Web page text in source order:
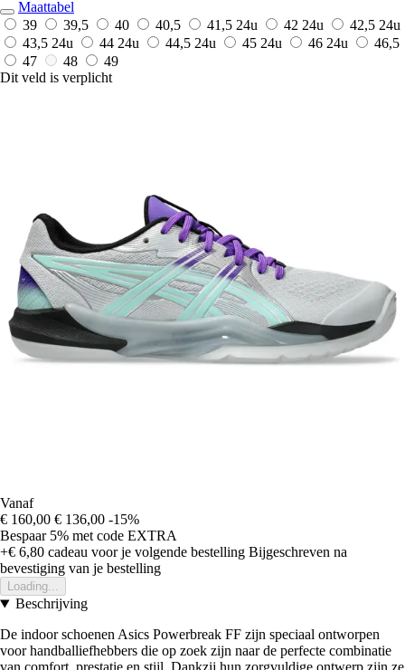
Maattabel
39
39,5 40 40,5 41,5 24u 42 24u 42,5 24u
43,5 24u 44 24u 44,5 24u 45 24u 46 24u
46,5
47
48
49
Dit veld is verplicht
Vanaf
€ 160,00 € 136,00 -15%
Bespaar 5% met code EXTRA
+€ 6,80 cadeau voor je volgende bestelling Bijgeschreven na
bevestiging van je bestelling
Loading...
Beschrijving
De indoor schoenen Asics Powerbreak FF zijn speciaal ontworpen
voor handballiefhebbers die op zoek zijn naar de perfecte combinatie